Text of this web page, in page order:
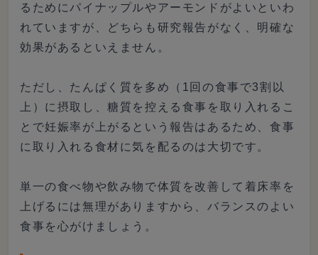
るためにパイナップルやアーモンドがよいといわ
れていますが、どちらも研究報告がなく、明確な
効果があるといえません。
ただし、たんぱく質を多め（1回の食事で3割以
上）に摂取し、糖質を控える食事を取り入れるこ
とで妊娠率が上がるという報告はあるため、食事
に取り入れる食材に気を配るのは大切です。
単一の食べ物や飲み物で体質を改善して着床率を
上げるには無理がありますから、バランスのよい
食事を心がけましょう。